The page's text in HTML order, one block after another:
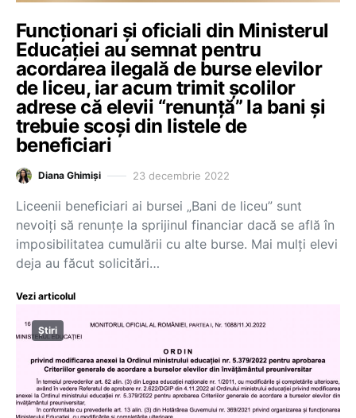
Funcționari și oficiali din Ministerul
Educației au semnat pentru
acordarea ilegală de burse elevilor
de liceu, iar acum trimit școlilor
adrese că elevii “renunță” la bani și
trebuie scoși din listele de
beneficiari
Diana Ghimiși 23 decembrie 2022
Liceenii beneficiari ai bursei „Bani de liceu” sunt
nevoiți să renunțe la sprijinul financiar dacă se află în
imposibilitatea cumulării cu alte burse. Mai mulți elevi
deja au făcut solicitări…
Vezi articolul
Știri